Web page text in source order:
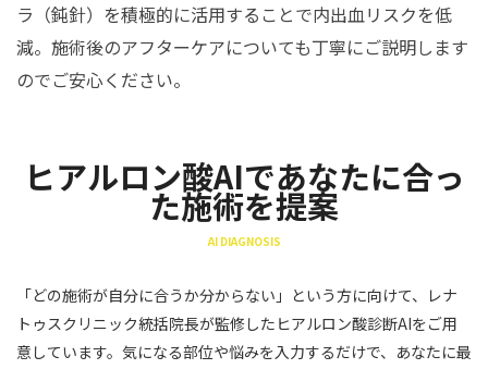
ラ（鈍針）を積極的に活用することで内出血リスクを低
減。施術後のアフターケアについても丁寧にご説明します
のでご安心ください。
ヒアルロン酸AIであなたに合っ
た施術を提案
AI DIAGNOSIS
「どの施術が自分に合うか分からない」という方に向けて、レナ
トゥスクリニック統括院長が監修したヒアルロン酸診断AIをご用
意しています。気になる部位や悩みを入力するだけで、あなたに最